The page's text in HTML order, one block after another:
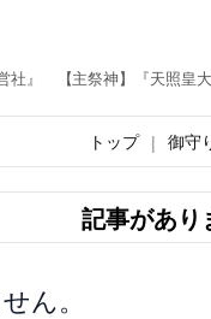
社』 【主祭神】『天照皇大
トップ 御守
記事があり
ん。